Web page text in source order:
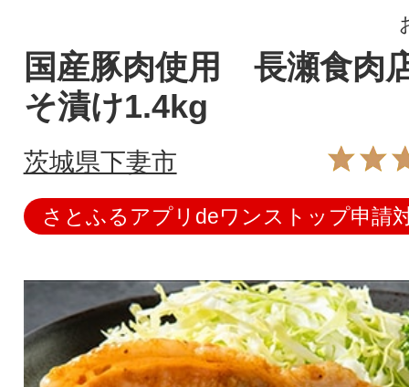
国産豚肉使用 長瀬食肉
そ漬け1.4kg
茨城県下妻市
さとふるアプリdeワンストップ申請